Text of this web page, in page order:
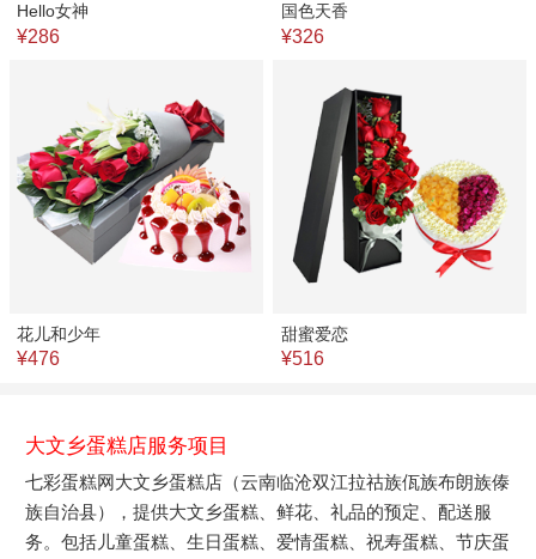
Hello女神
¥286
国色天香
¥326
花儿和少年
¥476
甜蜜爱恋
¥516
大文乡蛋糕店服务项目
七彩蛋糕网大文乡蛋糕店（云南临沧双江拉祜族佤族布朗族傣
族自治县），提供大文乡蛋糕、鲜花、礼品的预定、配送服
务。包括儿童蛋糕、生日蛋糕、爱情蛋糕、祝寿蛋糕、节庆蛋